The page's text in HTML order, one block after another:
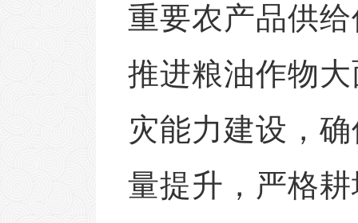
重要农产品供
推进粮油作物
灾能力建设，
量提升，严格